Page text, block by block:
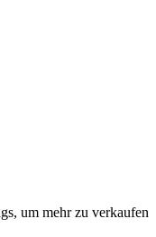
um mehr zu verkaufen